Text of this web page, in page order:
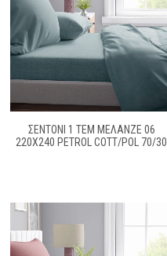
ΣΕΝΤΟΝΙ 1 ΤΕΜ ΜΕΛΑΝΖΈ 06
220X240 PETROL COTT/POL 70/30